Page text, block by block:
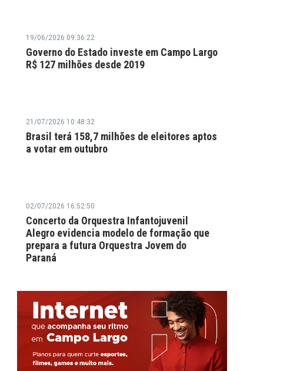
19/06/2026 09:36:22
Governo do Estado investe em Campo Largo
R$ 127 milhões desde 2019
21/07/2026 10:48:32
Brasil terá 158,7 milhões de eleitores aptos
a votar em outubro
02/07/2026 16:52:50
Concerto da Orquestra Infantojuvenil
Alegro evidencia modelo de formação que
prepara a futura Orquestra Jovem do
Paraná